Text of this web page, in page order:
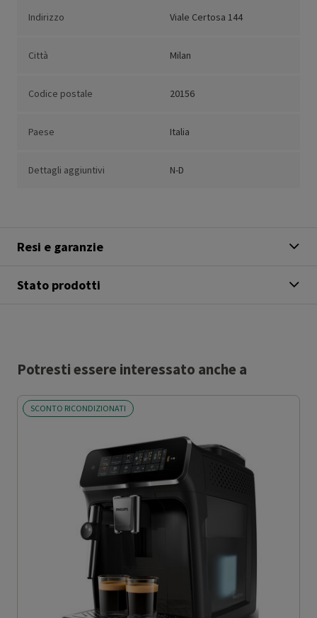
Indirizzo Viale Certosa 144
Città Milan
Codice postale 20156
Paese Italia
Dettagli aggiuntivi N-D
Resi e garanzie
Stato prodotti
Potresti essere interessato anche a
SCONTO RICONDIZIONATI